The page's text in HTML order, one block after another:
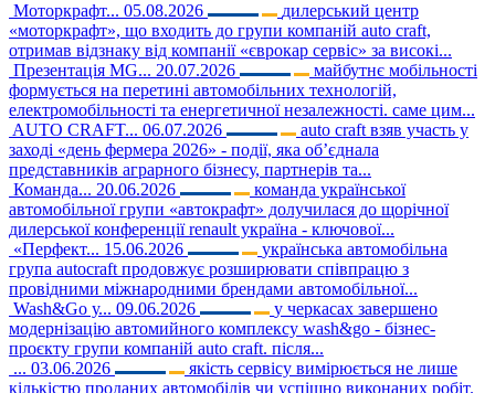
Моторкрафт... 05.08.2026
дилерський центр
«моторкрафт», що входить до групи компаній auto craft,
отримав відзнаку від компанії «єврокар сервіс» за високі...
Презентація MG... 20.07.2026
майбутнє мобільності
формується на перетині автомобільних технологій,
електромобільності та енергетичної незалежності. саме цим...
AUTO CRAFT... 06.07.2026
auto craft взяв участь у
заході «день фермера 2026» - події, яка об’єднала
представників аграрного бізнесу, партнерів та...
Команда... 20.06.2026
команда української
автомобільної групи «автокрафт» долучилася до щорічної
дилерської конференції renault україна - ключової...
«Перфект... 15.06.2026
українська автомобільна
група autocraft продовжує розширювати співпрацю з
провідними міжнародними брендами автомобільної...
Wash&Go у... 09.06.2026
у черкасах завершено
модернізацію автомийного комплексу wash&go - бізнес-
проєкту групи компаній auto craft. після...
... 03.06.2026
якість сервісу вимірюється не лише
кількістю проданих автомобілів чи успішно виконаних робіт.